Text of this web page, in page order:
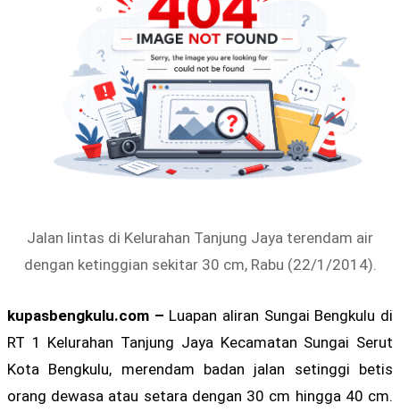
Jalan lintas di Kelurahan Tanjung Jaya terendam air
dengan ketinggian sekitar 30 cm, Rabu (22/1/2014).
kupasbengkulu.com – Luapan aliran Sungai Bengkulu di
RT 1 Kelurahan Tanjung Jaya Kecamatan Sungai Serut
Kota Bengkulu, merendam badan jalan setinggi betis
orang dewasa atau setara dengan 30 cm hingga 40 cm.